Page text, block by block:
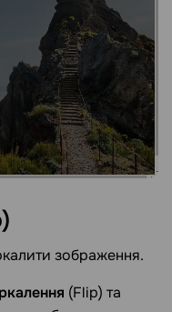
зображення.
(Flip) та